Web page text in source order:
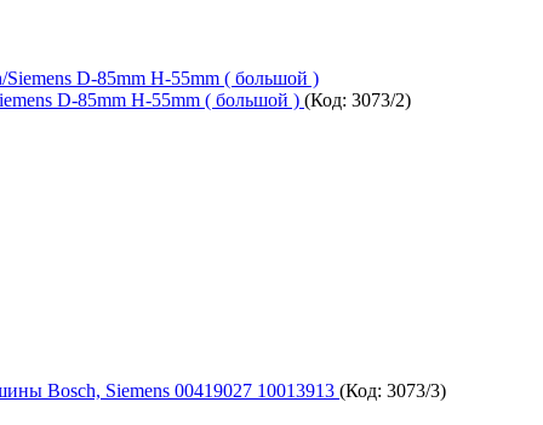
D-85mm H-55mm ( большой ) (Код: 3073/2)
Bosch, Siemens 00419027 10013913 (Код: 3073/3)